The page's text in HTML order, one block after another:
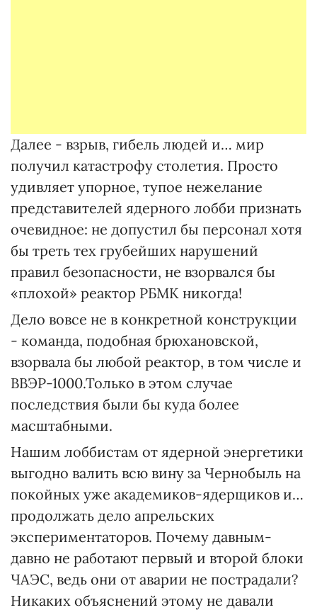
Далее - взрыв, гибель людей и… мир
получил катастрофу столетия. Просто
удивляет упорное, тупое нежелание
представителей ядерного лобби признать
очевидное: не допустил бы персонал хотя
бы треть тех грубейших нарушений
правил безопасности, не взорвался бы
«плохой» реактор РБМК никогда!
Дело вовсе не в конкретной конструкции
- команда, подобная брюхановской,
взорвала бы любой реактор, в том числе и
ВВЭР-1000.Только в этом случае
последствия были бы куда более
масштабными.
Нашим лоббистам от ядерной энергетики
выгодно валить всю вину за Чернобыль на
покойных уже академиков-ядерщиков и…
продолжать дело апрельских
экспериментаторов. Почему давным-
давно не работают первый и второй блоки
ЧАЭС, ведь они от аварии не пострадали?
Никаких объяснений этому не давали